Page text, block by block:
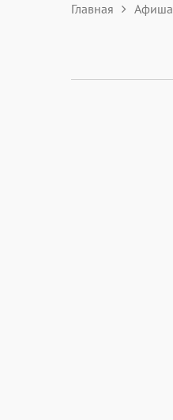
Главная Афиша